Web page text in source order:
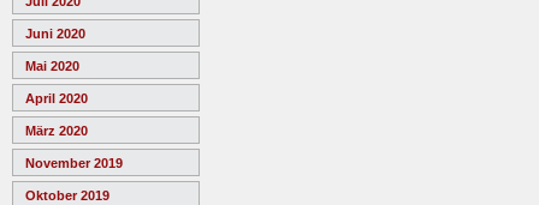
Juni 2020
Mai 2020
April 2020
März 2020
November 2019
Oktober 2019